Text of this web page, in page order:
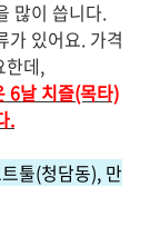
많이 씁니다.
가 있어요. 가격
한데,
6날 치즐(목타)
.
툴(청담동), 만